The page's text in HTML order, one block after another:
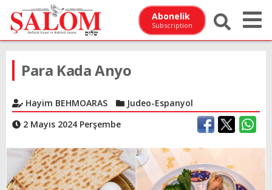
Abonelik
Subscription
Para Kada Anyo
Hayim BEHMOARAS
Judeo-Espanyol
2 Mayıs 2024 Perşembe